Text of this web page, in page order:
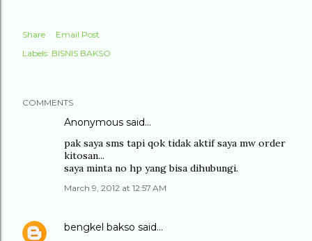
Share
Email Post
Labels: BISNIS BAKSO
COMMENTS
Anonymous said…
pak saya sms tapi qok tidak aktif saya mw order
kitosan...
saya minta no hp yang bisa dihubungi.
March 9, 2012 at 12:57 AM
bengkel bakso said…